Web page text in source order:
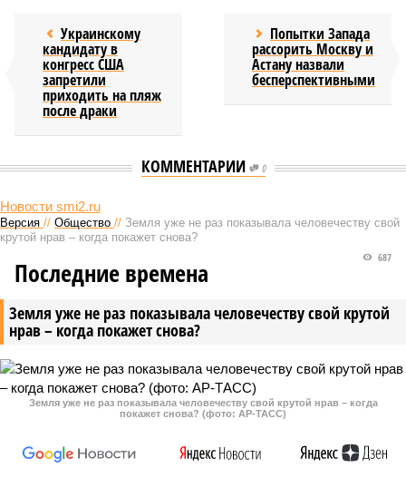
Украинскому
кандидату в
конгресс США
запретили
приходить на пляж
после драки
Попытки Запада
рассорить Москву и
Астану назвали
бесперспективными
КОММЕНТАРИИ 0
Новости smi2.ru
Версия // Общество // Земля уже не раз показывала человечеству свой
крутой нрав – когда покажет снова?
Земля уже не раз показывала человечеству свой крутой
нрав – когда покажет снова?
687
Последние времена
Земля уже не раз показывала человечеству свой крутой нрав – когда
покажет снова? (фото: АР-ТАСС)